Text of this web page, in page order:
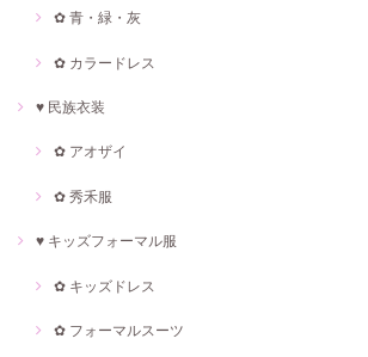
✿ 青・緑・灰
✿ カラードレス
♥ 民族衣装
✿ アオザイ
✿ 秀禾服
♥ キッズフォーマル服
✿ キッズドレス
✿ フォーマルスーツ